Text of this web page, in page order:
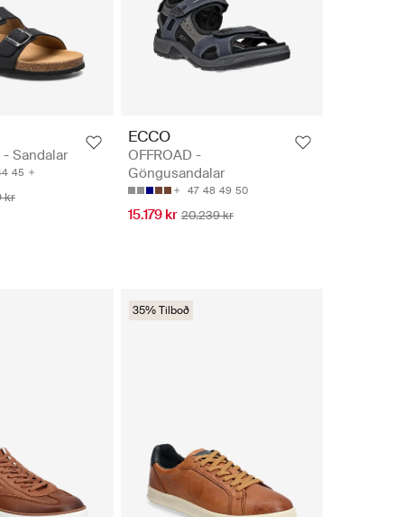
Sandalar
45
kr
ECCO
OFFROAD -
Göngusandalar
47 48 49 50
15.179 kr 20.239 kr
35% Tilboð